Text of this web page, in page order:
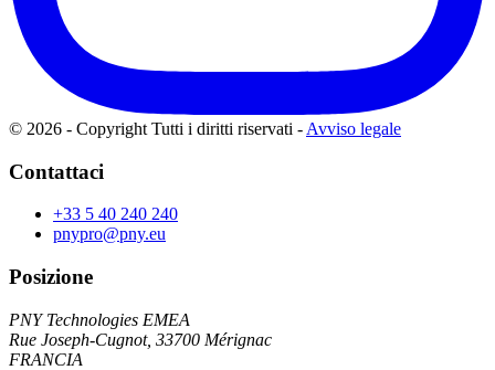
© 2026 - Copyright Tutti i diritti riservati - Avviso legale
Contattaci
+33 5 40 240 240
pnypro@pny.eu
Posizione
PNY Technologies EMEA
Rue Joseph-Cugnot, 33700 Mérignac
FRANCIA